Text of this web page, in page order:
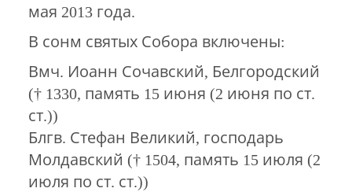
мая 2013 го­да.
В сонм святых Собора включены:
Вмч. Иоанн Сочавский, Белгородский
(† 1330, память 15 июня (2 июня по ст.
ст.))
Блгв. Стефан Великий, господарь
Молдавский († 1504, память 15 июля (2
июля по ст. ст.))